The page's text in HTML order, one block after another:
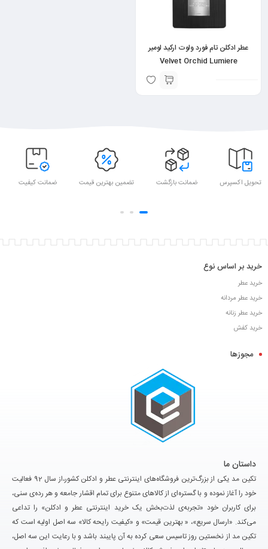
عطر ادکلن تام فورد ولوت ارکید لومیر
Velvet Orchid Lumiere
تحویل اکسپرس ضمانت بازگشت تضمین بهترین قیمت ضمانت کیفیت
خرید بر اساس نوع
خرید عطر
خرید عطر مردانه
خرید عطر زنانه
خرید کفش
مجوزها
داستان ما
تکین مد یکی از بزرگ‌ترین فروشگاه‌های اینترنتی عطر و ادکلن کشور،از سال 92 فعالیت
خود را آغاز نموده و با گستره‌ای از کالاهای متنوع برای تمام اقشار جامعه و هر رده‌ی سنی،
برای کاربران خود «تجربه‌ی لذت‌بخش یک خرید اینترنتی عطر و ادکلن» را تداعی
می‌کند. «ارسال سریع»، « بهترین قیمت» و «کیفیت رایحه کالا» سه اصل اولیه است که
تکین مد از نخستین روز تاسیس سعی کرده به آن پایبند باشد و با رعایت این سه اصل،